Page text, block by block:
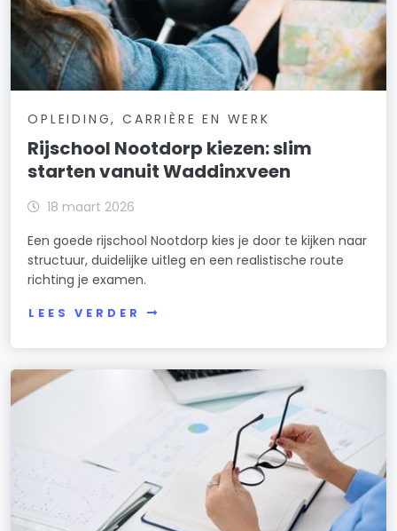
OPLEIDING, CARRIÈRE EN WERK
Rijschool Nootdorp kiezen: slim
starten vanuit Waddinxveen
18 maart 2026
Een goede rijschool Nootdorp kies je door te kijken naar
structuur, duidelijke uitleg en een realistische route
richting je examen.
LEES VERDER